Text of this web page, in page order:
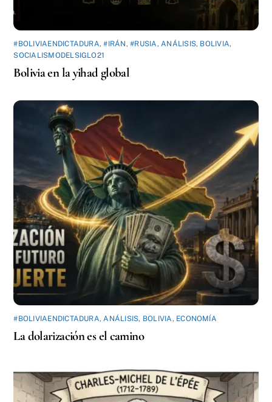
#BOLIVIAENDICTADURA,#IRÁN ,#RUSIA , ANÁLISIS, BOLIVIA,
SOCIALISMODELSIGLO21
Bolivia en la yihad global
#BOLIVIAENDICTADURA,ANÁLISIS, BOLIVIA, ECONOMÍA
La dolarización es el camino